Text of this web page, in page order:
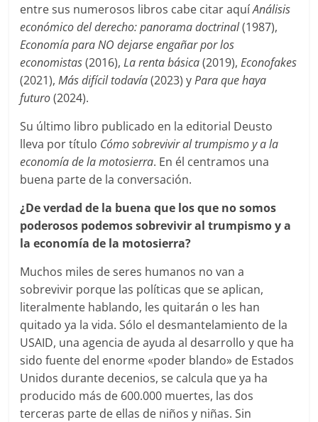
entre sus numerosos libros cabe citar aquíAnálisis
económico del derecho: panorama doctrinal(1987),
Economía para NO dejarse engañar por los
economistas(2016),La renta básica(2019),Econofakes
(2021),Más difícil todavía(2023) yPara que haya
futuro(2024).
Su último libro publicado en la editorial Deusto
lleva por título Cómo sobrevivir al trumpismo y a la
economía de la motosierra. En él centramos una
buena parte de la conversación.
¿De verdad de la buena que los que no somos
poderosos podemos sobrevivir al trumpismo y a
la economía de la motosierra?
Muchos miles de seres humanos no van a
sobrevivir porque las políticas que se aplican,
literalmente hablando, les quitarán o les han
quitado ya la vida. Sólo el desmantelamiento de la
USAID, una agencia de ayuda al desarrollo y que ha
sido fuente del enorme «poder blando» de Estados
Unidos durante decenios, se calcula que ya ha
producido más de 600.000 muertes, las dos
terceras parte de ellas de niños y niñas. Sin